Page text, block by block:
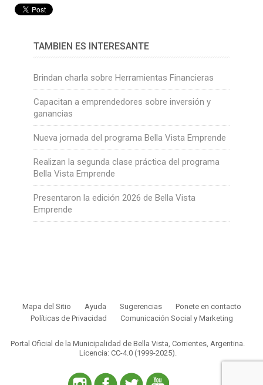
TAMBIÉN ES INTERESANTE
Brindan charla sobre Herramientas Financieras
Capacitan a emprendedores sobre inversión y
ganancias
Nueva jornada del programa Bella Vista Emprende
Realizan la segunda clase práctica del programa
Bella Vista Emprende
Presentaron la edición 2026 de Bella Vista
Emprende
Mapa del Sitio Ayuda Sugerencias
Ponete en contacto
Políticas de Privacidad
Comunicación Social y Marketing
Portal Oficial de la Municipalidad de Bella Vista, Corrientes, Argentina.
Licencia: CC-4.0 (1999-2025)